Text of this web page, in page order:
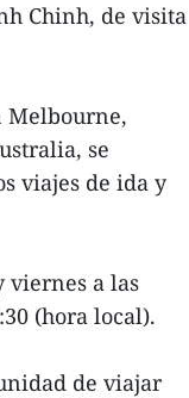
Chinh, de visita
Melbourne,
se
viajes de ida y
viernes a las
(hora local).
de viajar